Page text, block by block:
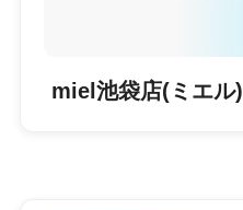
miel池袋店(ミエル)